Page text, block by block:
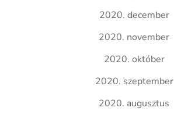
2020. december
2020. november
2020. október
2020. szeptember
2020. augusztus